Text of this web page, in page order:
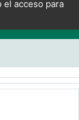
el acceso para